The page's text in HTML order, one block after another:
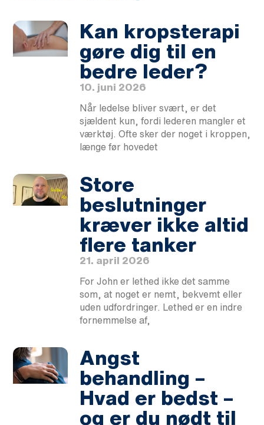
Kan kropsterapi
gøre dig til en
bedre leder?
10. juni 2026
Når ledelse bliver svært, er det
sjældent kun, fordi lederen mangler et
værktøj. Ofte sker der noget i kroppen,
længe før hovedet
Store
beslutninger
kræver ikke altid
flere tanker
21. april 2026
For John er lethed ikke det samme
som, at noget er nemt, bekvemt eller
uden udfordringer. Lethed er en indre
fornemmelse af,
Angst
behandling –
Hvad er bedst –
og er du nødt til